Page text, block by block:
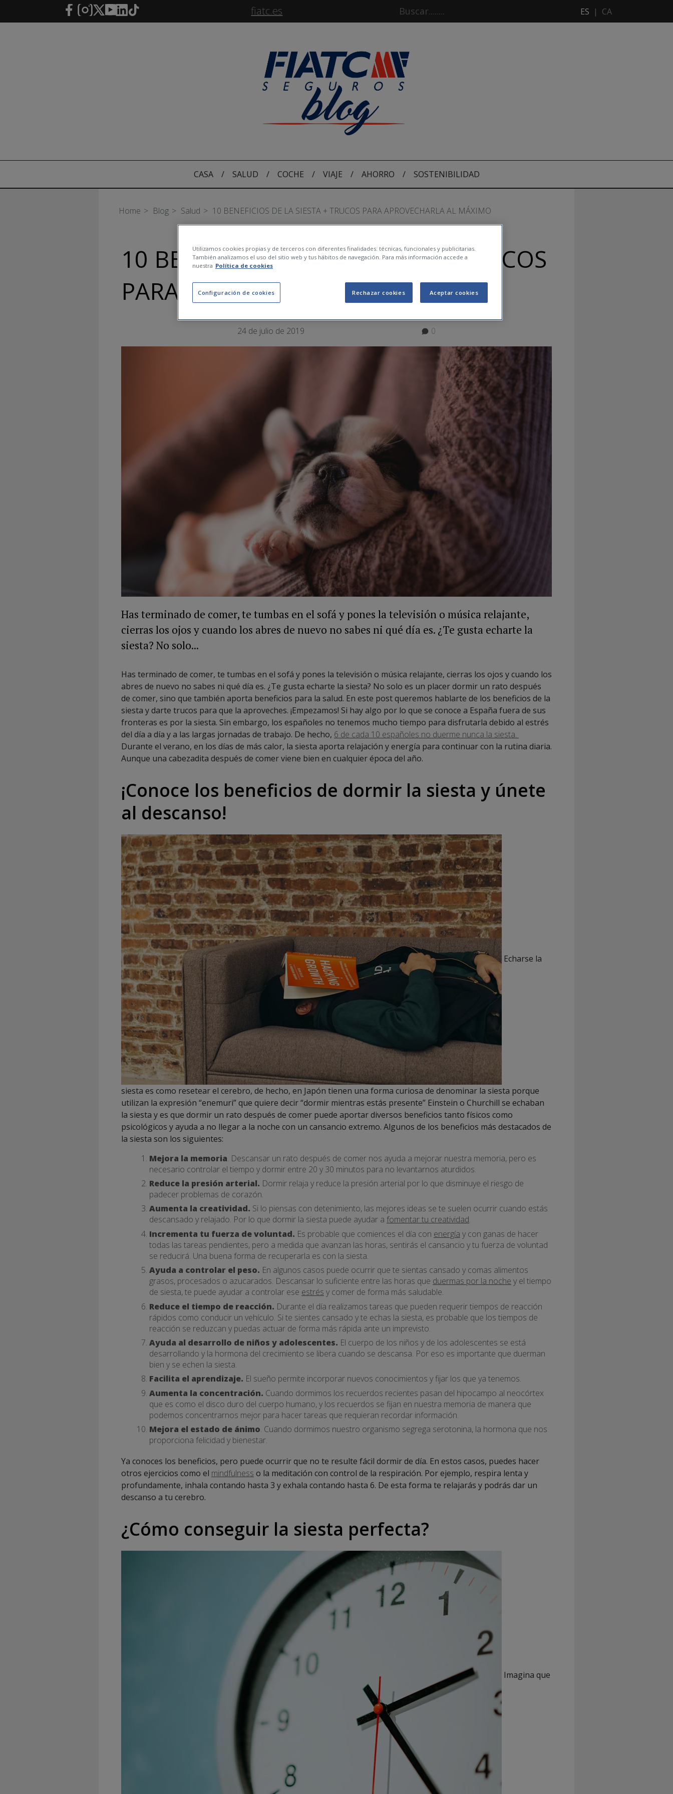
Saltar al contenido principal fiatc.es ES | CA
CASA / SALUD / COCHE / VIAJE / AHORRO / SOSTENIBILIDAD
Home Blog Salud 10 BENEFICIOS DE LA SIESTA + TRUCOS PARA APROVECHARLA AL MÁXIMO
10 BENEFICIOS DE LA SIESTA + TRUCOS
PARA APROVECHARLA AL MÁXIMO
24 de julio de 2019 0
Has terminado de comer, te tumbas en el sofá y pones la televisión o música relajante,
cierras los ojos y cuando los abres de nuevo no sabes ni qué día es. ¿Te gusta echarte la
siesta? No solo...
Has terminado de comer, te tumbas en el sofá y pones la televisión o música relajante, cierras los ojos y cuando los
abres de nuevo no sabes ni qué día es. ¿Te gusta echarte la siesta? No solo es un placer dormir un rato después
de comer, sino que también aporta beneficios para la salud. En este post queremos hablarte de los beneficios de la
siesta y darte trucos para que la aproveches. ¡Empezamos! Si hay algo por lo que se conoce a España fuera de sus
fronteras es por la siesta. Sin embargo, los españoles no tenemos mucho tiempo para disfrutarla debido al estrés
del día a día y a las largas jornadas de trabajo. De hecho, 6 de cada 10 españoles no duerme nunca la siesta.
Durante el verano, en los días de más calor, la siesta aporta relajación y energía para continuar con la rutina diaria.
Aunque una cabezadita después de comer viene bien en cualquier época del año.
¡Conoce los beneficios de dormir la siesta y únete
al descanso!
Echarse la
siesta es como resetear el cerebro, de hecho, en Japón tienen una forma curiosa de denominar la siesta porque
utilizan la expresión “enemuri” que quiere decir “dormir mientras estás presente” Einstein o Churchill se echaban
la siesta y es que dormir un rato después de comer puede aportar diversos beneficios tanto físicos como
psicológicos y ayuda a no llegar a la noche con un cansancio extremo. Algunos de los beneficios más destacados de
la siesta son los siguientes:
Mejora la memoria. Descansar un rato después de comer nos ayuda a mejorar nuestra memoria, pero es
necesario controlar el tiempo y dormir entre 20 y 30 minutos para no levantarnos aturdidos.
Reduce la presión arterial. Dormir relaja y reduce la presión arterial por lo que disminuye el riesgo de
padecer problemas de corazón.
Aumenta la creatividad. Si lo piensas con detenimiento, las mejores ideas se te suelen ocurrir cuando estás
descansado y relajado. Por lo que dormir la siesta puede ayudar a fomentar tu creatividad.
Incrementa tu fuerza de voluntad. Es probable que comiences el día con energía y con ganas de hacer
todas las tareas pendientes, pero a medida que avanzan las horas, sentirás el cansancio y tu fuerza de voluntad
se reducirá. Una buena forma de recuperarla es con la siesta.
Ayuda a controlar el peso. En algunos casos puede ocurrir que te sientas cansado y comas alimentos
grasos, procesados o azucarados. Descansar lo suficiente entre las horas que duermas por la noche y el tiempo
de siesta, te puede ayudar a controlar ese estrés y comer de forma más saludable.
Reduce el tiempo de reacción. Durante el día realizamos tareas que pueden requerir tiempos de reacción
rápidos como conducir un vehículo. Si te sientes cansado y te echas la siesta, es probable que los tiempos de
reacción se reduzcan y puedas actuar de forma más rápida ante un imprevisto.
Ayuda al desarrollo de niños y adolescentes. El cuerpo de los niños y de los adolescentes se está
desarrollando y la hormona del crecimiento se libera cuando se descansa. Por eso es importante que duerman
bien y se echen la siesta.
Facilita el aprendizaje. El sueño permite incorporar nuevos conocimientos y fijar los que ya tenemos.
Aumenta la concentración. Cuando dormimos los recuerdos recientes pasan del hipocampo al neocórtex
que es como el disco duro del cuerpo humano, y los recuerdos se fijan en nuestra memoria de manera que
podemos concentrarnos mejor para hacer tareas que requieran recordar información.
Mejora el estado de ánimo. Cuando dormimos nuestro organismo segrega serotonina, la hormona que nos
proporciona felicidad y bienestar.
Ya conoces los beneficios, pero puede ocurrir que no te resulte fácil dormir de día. En estos casos, puedes hacer
otros ejercicios como el mindfulness o la meditación con control de la respiración. Por ejemplo, respira lenta y
profundamente, inhala contando hasta 3 y exhala contando hasta 6. De esta forma te relajarás y podrás dar un
descanso a tu cerebro.
¿Cómo conseguir la siesta perfecta?
Imagina que
Utilizamos cookies propias y de terceros con diferentes finalidades: técnicas, funcionales y publicitarias.
También analizamos el uso del sitio web y tus hábitos de navegación. Para más información accede a
nuestra Política de cookies
Configuración de cookies Rechazar cookies Aceptar cookies